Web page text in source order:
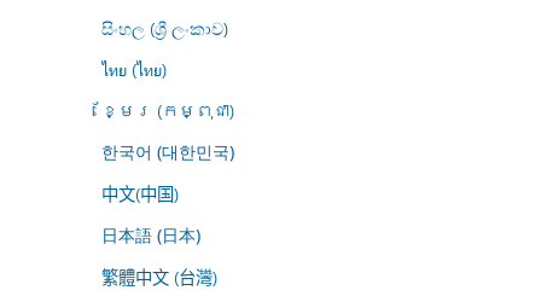
සිංහල (ශ්‍රී ලංකාව)
ไทย (ไทย)
ខ្មែរ (កម្ពុជា)
한국어 (대한민국)
中文(中国)
日本語 (日本)
繁體中文 (台灣)